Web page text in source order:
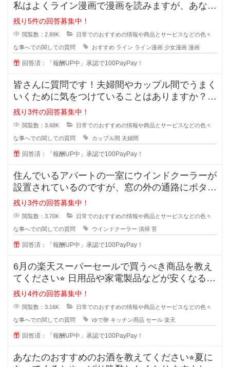
私はよくライン漫画で漫画を読みますが、あなた
のおすすめがあれ
残り5件の回答募集中！
閲覧数：2.89K 日常でのおすすめの情報や商品とサービスなどの色々
な事へでの関しての質問 おすすめ ライン ライン漫画 少女漫画 漫画
回答済：「報酬UP中」承認で100PayPay！
皆さんに質問です！夫婦間やカップル間でうまく
いくために気をつけていることはありますか？
私は夫と結婚10年目ですが
残り3件の回答募集中！
閲覧数：3.68K 日常でのおすすめの情報や商品とサービスなどの色々
な事へでの関しての質問 カップル間 夫婦間
回答済：「報酬UP中」承認で100PayPay！
住んでいるアパートの一室にウインドクーラーが
設置されているのですが、窓の外の通路にポタポ
タ水が流れるので、すぐに緑のコケ
残り3件の回答募集中！
閲覧数：3.70K 日常でのおすすめの情報や商品とサービスなどの色々
な事へでの関しての質問 ウインドクーラー 清掃 苔
回答済：「報酬UP中」承認で100PayPay！
6月の楽天スーパーセールで買うべき商品を教え
てください⭐︎ 日用品や家電製品などが安くなる楽
天スーパ
残り4件の回答募集中！
閲覧数：3.16K 日常でのおすすめの情報や商品とサービスなどの色々
な事へでの関しての質問 ゆで卵 キッチン用品 セール 楽天
回答済：「報酬UP中」承認で100PayPay！
あなたのおすすめのお酒を教えてください⭐︎夏に